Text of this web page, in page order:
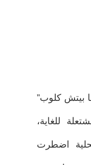
بيتش كلوب”
للغاية،
اضطرت